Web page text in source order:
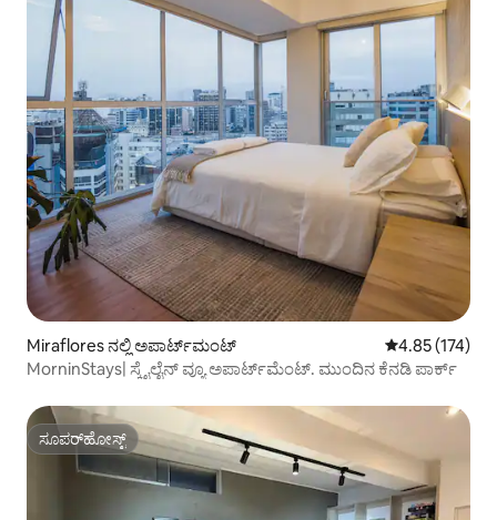
Miraflores ನಲ್ಲಿ ಅಪಾರ್ಟ್‌ಮಂಟ್ 5 ರಲ್ಲಿ 4.85
4.85 (174)
MorninStays| ಸ್ಕೈಲೈನ್ ವ್ಯೂ ಅಪಾರ್ಟ್‌ಮೆಂಟ್. ಮುಂದಿನ ಕೆನಡಿ ಪಾರ್ಕ್
ಸೂಪರ್‌ಹೋಸ್ಟ್
ಸೂಪರ್‌ಹೋಸ್ಟ್